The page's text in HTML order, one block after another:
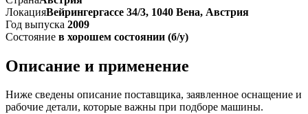
ЛокацияВейрингергассе 34/3, 1040 Вена, Австрия
Год выпуска 2009
Состояние в хорошем состоянии (б/у)
Описание и применение
Ниже сведены описание поставщика, заявленное оснащение и
рабочие детали, которые важны при подборе машины.